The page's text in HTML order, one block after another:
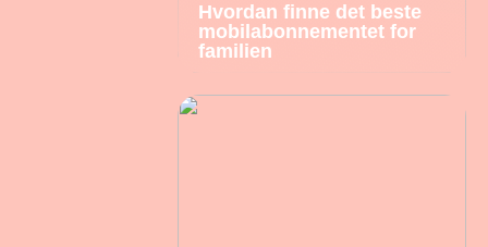
Hvordan finne det beste
mobilabonnementet for
familien